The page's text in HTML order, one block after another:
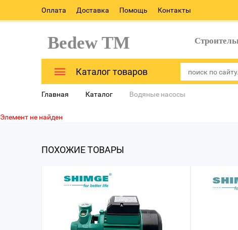
Оплата Доставка Помощь Контакты
Bedew TM
Каталог товаров
Главная Каталог Водяные насосы
Элемент не найден
ПОХОЖИЕ ТОВАРЫ